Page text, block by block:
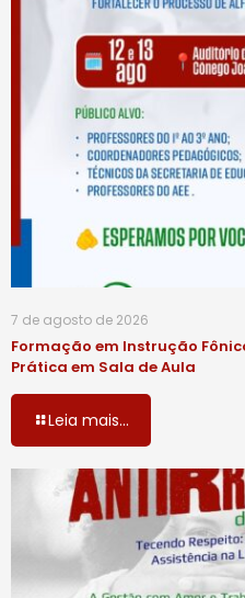
7 de agosto de 2026
Formação em Instrução
Prática em Sala de Aula
Leia mais...